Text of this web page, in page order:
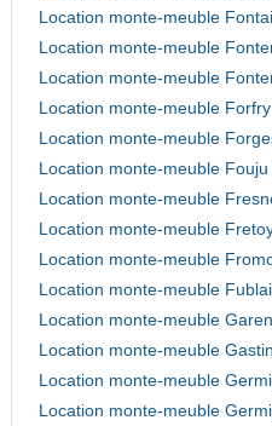
Location monte-meuble
Location monte-meuble
Location monte-meuble
Location monte-meuble
Location monte-meuble
Location monte-meuble
Location monte-meuble
Location monte-meuble
Location monte-meuble
Location monte-meuble
Location monte-meuble
Location monte-meuble
Location monte-meuble
Location monte-meuble